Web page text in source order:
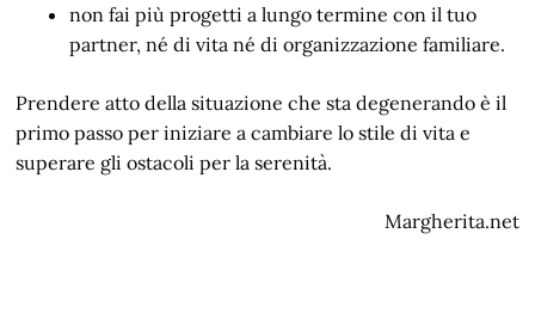
non fai più progetti a lungo termine con il tuo
partner, né di vita né di organizzazione familiare.
Prendere atto della situazione che sta degenerando è il
primo passo per iniziare a cambiare lo stile di vita e
superare gli ostacoli per la serenità.
Margherita.net